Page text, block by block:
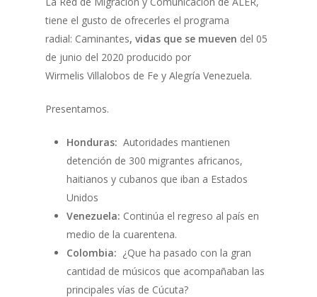
tiene el gusto de ofrecerles el programa
radial: Caminantes, vidas que se mueven del 05
de junio del 2020 producido por
Wirmelis Villalobos de Fe y Alegría Venezuela.
Presentamos.
Honduras: Autoridades mantienen
detención de 300 migrantes africanos,
haitianos y cubanos que iban a Estados
Unidos
Venezuela: Continúa el regreso al país en
medio de la cuarentena.
Colombia: ¿Que ha pasado con la gran
cantidad de músicos que acompañaban las
principales vías de Cúcuta?